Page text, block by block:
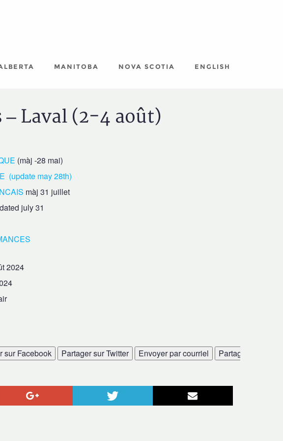
MANITOBA NOVA SCOTIA ENGLISH
Laval (2-4 août)
(màj -28 mai)
(update may 28th)
màj 31 juillet
july 31
2024
sur Facebook Partager sur Twitter Envoyer par courriel Partager sur
Google+ Twitter Courriel